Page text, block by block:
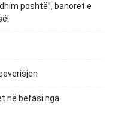
poshtë”, banorët e
në befasi nga